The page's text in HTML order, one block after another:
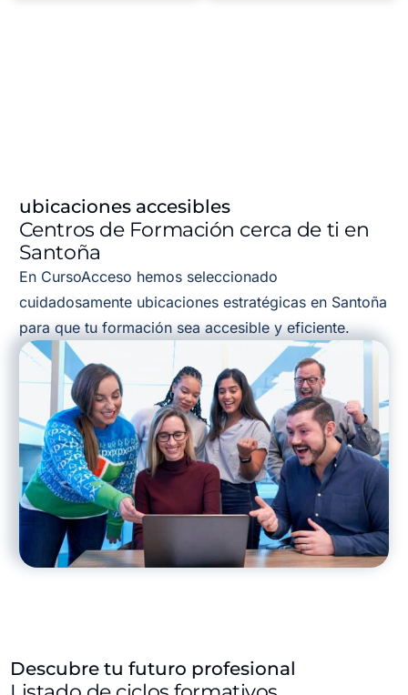
ubicaciones accesibles
Centros de Formación cerca de ti en
Santoña
En CursoAcceso hemos seleccionado
cuidadosamente ubicaciones estratégicas en Santoña
para que tu formación sea accesible y eficiente.
Descubre tu futuro profesional